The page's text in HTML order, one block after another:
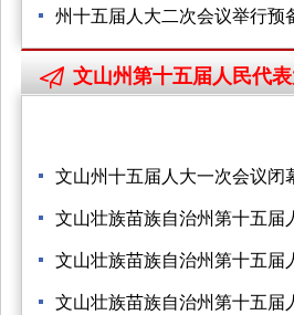
会议
州十五届人大二次会议举行预
 文山州第十五届人民代
文山州十五届人大一次会议闭
文山壮族苗族自治州第十五届
会 第一次会议关于政府工作
文山壮族苗族自治州第十五届
会第一次会议 关于文山州2021
文山壮族苗族自治州第十五届